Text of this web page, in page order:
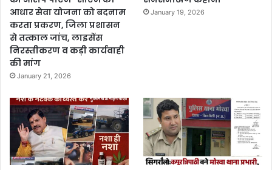
आधार सेवा योजना को बदनाम
करता प्रकरण, जिला प्रशासन
से तत्काल जांच, लाइसेंस
निरस्तीकरण व कड़ी कार्यवाही
की मांग
January 21, 2026
January 19, 2026